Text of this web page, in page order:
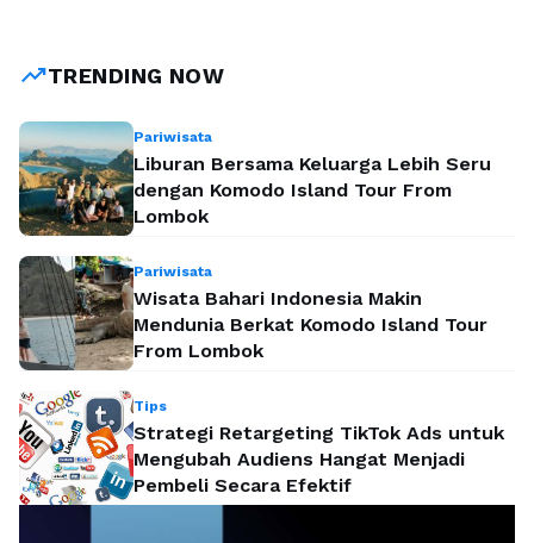
melakukan OTT (Operasi …
trending_upTRENDING NOW
Pariwisata
Liburan Bersama Keluarga Lebih Seru
dengan Komodo Island Tour From
Lombok
Pariwisata
Wisata Bahari Indonesia Makin
Mendunia Berkat Komodo Island Tour
From Lombok
Tips
Strategi Retargeting TikTok Ads untuk
Mengubah Audiens Hangat Menjadi
Pembeli Secara Efektif